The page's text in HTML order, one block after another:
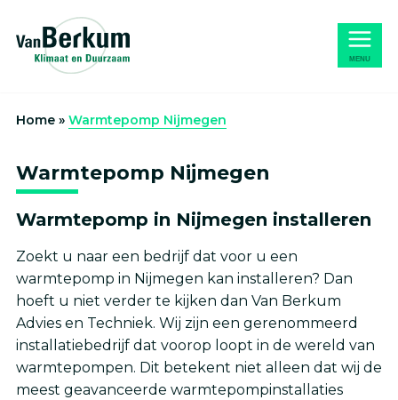
hoofdinhoud
Home
MENU
Home» Warmtepomp Nijmegen
Warmtepomp Nijmegen
Warmtepomp in Nijmegen installeren
Zoekt u naar een bedrijf dat voor u een
warmtepomp in Nijmegen kan installeren? Dan
hoeft u niet verder te kijken dan Van Berkum
Advies en Techniek. Wij zijn een gerenommeerd
installatiebedrijf dat voorop loopt in de wereld van
warmtepompen. Dit betekent niet alleen dat wij de
meest geavanceerde warmtepompinstallaties